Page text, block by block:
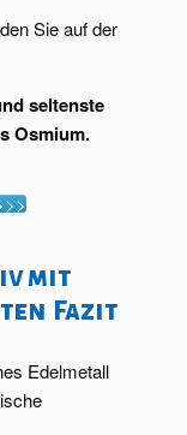
Sie auf der
seltenste
Osmium.
mit
Fazit
Edelmetall